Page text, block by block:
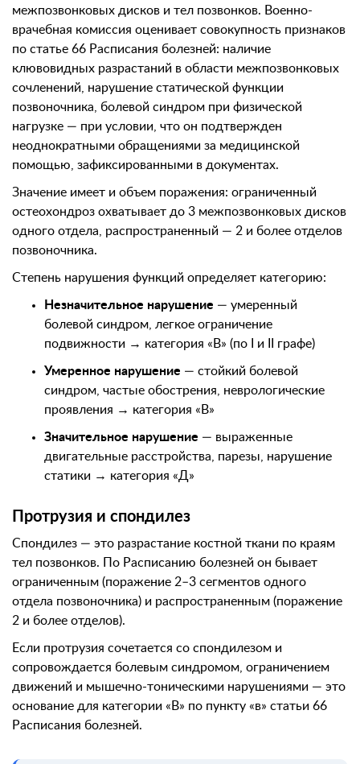
межпозвонковых дисков и тел позвонков. Военно-
врачебная комиссия оценивает совокупность признаков
по статье 66 Расписания болезней: наличие
клювовидных разрастаний в области межпозвонковых
сочленений, нарушение статической функции
позвоночника, болевой синдром при физической
нагрузке — при условии, что он подтвержден
неоднократными обращениями за медицинской
помощью, зафиксированными в документах.
Значение имеет и объем поражения: ограниченный
остеохондроз охватывает до 3 межпозвонковых дисков
одного отдела, распространенный — 2 и более отделов
позвоночника.
Степень нарушения функций определяет категорию:
Незначительное нарушение — умеренный
болевой синдром, легкое ограничение
подвижности → категория «В» (по I и II графе)
Умеренное нарушение — стойкий болевой
синдром, частые обострения, неврологические
проявления → категория «В»
Значительное нарушение — выраженные
двигательные расстройства, парезы, нарушение
статики → категория «Д»
Протрузия и спондилез
Спондилез — это разрастание костной ткани по краям
тел позвонков. По Расписанию болезней он бывает
ограниченным (поражение 2–3 сегментов одного
отдела позвоночника) и распространенным (поражение
2 и более отделов).
Если протрузия сочетается со спондилезом и
сопровождается болевым синдромом, ограничением
движений и мышечно-тоническими нарушениями — это
основание для категории «В» по пункту «в» статьи 66
Расписания болезней.